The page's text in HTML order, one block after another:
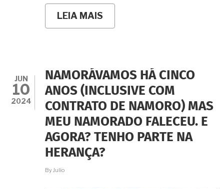
LEIA MAIS
CASEI
MEU
MARIDO
NA
CASA
QUE
ELE
LEVANTOU
NO
QUINTAL
DOS
JUN
10
2024
NAMORÁVAMOS HÁ CINCO
ANOS (INCLUSIVE COM
CONTRATO DE NAMORO) MAS
MEU NAMORADO FALECEU. E
AGORA? TENHO PARTE NA
HERANÇA?
ByJulio